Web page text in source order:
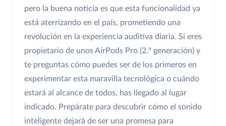
pero la buena noticia es que esta funcionalidad ya
está aterrizando en el país, prometiendo una
revolución en la experiencia auditiva diaria. Si eres
propietario de unos AirPods Pro (2.ª generación) y
te preguntas cómo puedes ser de los primeros en
experimentar esta maravilla tecnológica o cuándo
estará al alcance de todos, has llegado al lugar
indicado. Prepárate para descubrir cómo el sonido
inteligente dejará de ser una promesa para